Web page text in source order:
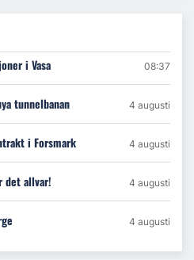
i Vasa 08:37
tunnelbanan 4 augusti
i Forsmark 4 augusti
det allvar! 4 augusti
4 augusti